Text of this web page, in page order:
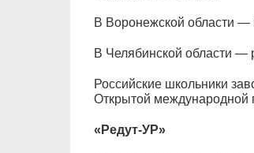
В Воронежской области —
В Челябинской области —
Российские школьники
Открытой международной
«Редут-УР»